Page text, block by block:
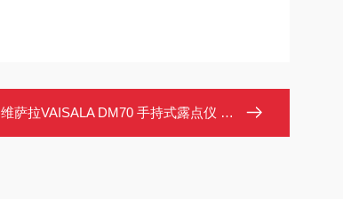
维萨拉VAISALA DM70 手持式露点仪 工业现场检测 带三种探头可选